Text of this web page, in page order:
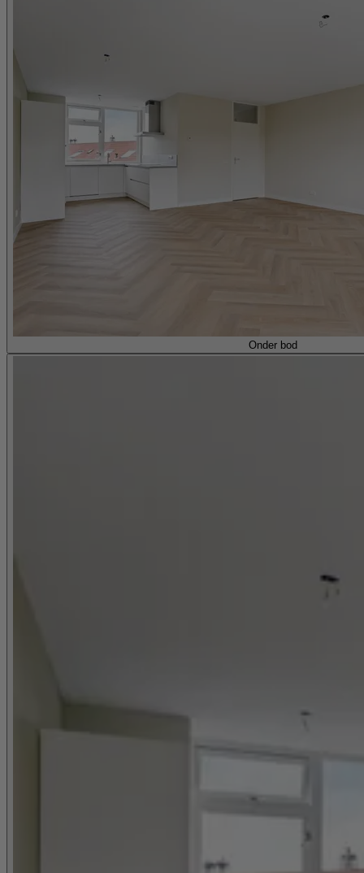
Onder bod